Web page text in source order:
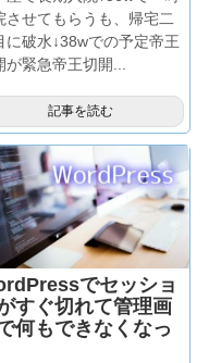
させてもらうも、帰宅二
に破水↓38wでの予定帝王
が緊急帝王切開...
記事を読む
でセッショ
すぐ切れて管理画
何もできなくなっ